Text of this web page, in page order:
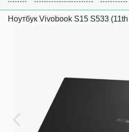
Ноутбук Vivobook S15 S533
Previous